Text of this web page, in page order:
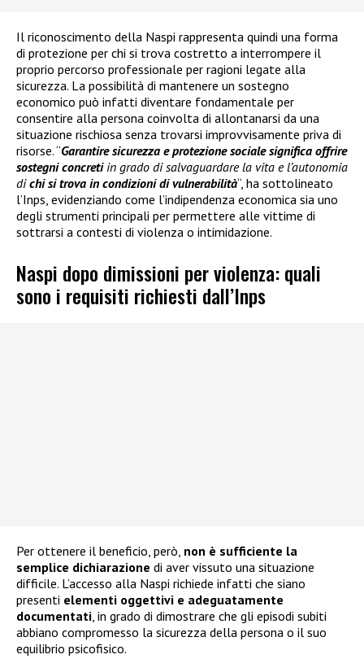
Il riconoscimento della Naspi rappresenta quindi una forma
di protezione per chi si trova costretto a interrompere il
proprio percorso professionale per ragioni legate alla
sicurezza. La possibilità di mantenere un sostegno
economico può infatti diventare fondamentale per
consentire alla persona coinvolta di allontanarsi da una
situazione rischiosa senza trovarsi improvvisamente priva di
risorse. “Garantire sicurezza e protezione sociale significa offrire
sostegni concretiin grado di salvaguardare la vita e l’autonomia
dichi si trova in condizioni di vulnerabilità“, ha sottolineato
l’Inps, evidenziando come l’indipendenza economica sia uno
degli strumenti principali per permettere alle vittime di
sottrarsi a contesti di violenza o intimidazione.
Naspi dopo dimissioni per violenza: quali
sono i requisiti richiesti dall’Inps
Per ottenere il beneficio, però, non è sufficiente la
semplice dichiarazione di aver vissuto una situazione
difficile. L’accesso alla Naspi richiede infatti che siano
presenti elementi oggettivi e adeguatamente
documentati, in grado di dimostrare che gli episodi subiti
abbiano compromesso la sicurezza della persona o il suo
equilibrio psicofisico.